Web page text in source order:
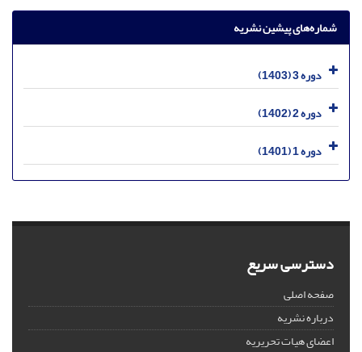
شماره‌های پیشین نشریه
دوره 3 (1403)
دوره 2 (1402)
دوره 1 (1401)
دسترسی سریع
صفحه اصلی
درباره نشریه
اعضای هیات تحریریه